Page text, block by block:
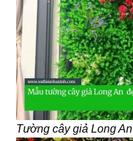
Tường cây giả Long An